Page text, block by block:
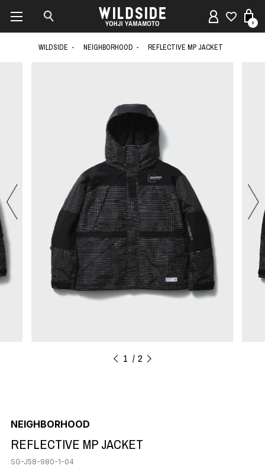
0
WILDSIDE NEIGHBORHOOD REFLECTIVE MP JACKET
1 2
NEIGHBORHOOD
REFLECTIVE MP JACKET
SG-J58-980-1-04